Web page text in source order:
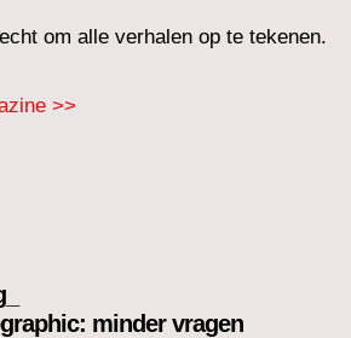
om alle verhalen op te tekenen.
>>
minder vragen